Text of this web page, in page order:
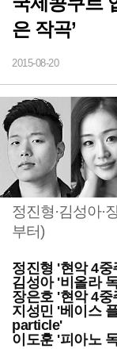
은 작곡’
2015-08-20
정진형·김성아·
부터)
정진형 '현악 4
김성아 '비올라
장은호 '현악 4
지성민 '베이스
particle'
이도훈 '피아노